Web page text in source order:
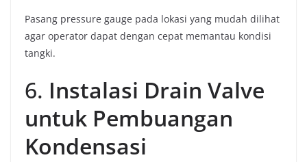
Pasang pressure gauge pada lokasi yang mudah dilihat
agar operator dapat dengan cepat memantau kondisi
tangki.
6. Instalasi Drain Valve
untuk Pembuangan
Kondensasi